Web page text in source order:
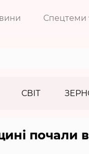
Спецтеми
СВІТ
почали